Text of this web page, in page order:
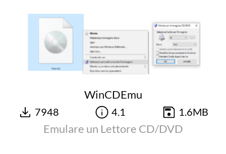
WinCDEmu
7948 4.1 1.6MB
Emulare un Lettore CD/DVD